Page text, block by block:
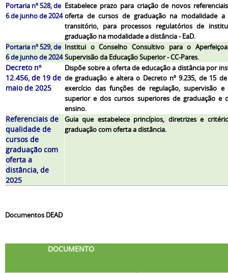
Portaria nº 528, de
6 de junho de 2024
Estabelece prazo para criação de novos
oferta de cursos de graduação na modalidade
transitório, para processos regulatórios de
graduação na modalidade a distância - EaD.
Portaria nº 529, de
6 de junho de 2024
Institui o Conselho Consultivo para o
Supervisão da Educação Superior - CC-Pares.
Decreto nº
12.456, de 19 de
maio de 2025
Dispõe sobre a oferta de educação a distância por
de graduação e altera o Decreto nº 9.235, de 15
exercício das funções de regulação, supervisão
superior e dos cursos superiores de graduação e
ensino.
Referenciais de
qualidade de
cursos de
graduação com
oferta a
distância, de
2025
Guia que estabelece princípios, diretrizes e
graduação com oferta a distância.
Documentos DEAD
DOCUMENTO